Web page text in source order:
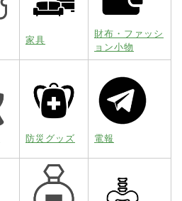
家具
財布・ファッシ
ョン小物
防災グッズ 電報